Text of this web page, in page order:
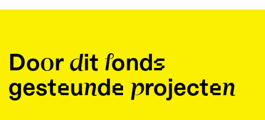
Door dit fonds
gesteunde projecten